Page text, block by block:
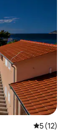
Средна
5 (12)